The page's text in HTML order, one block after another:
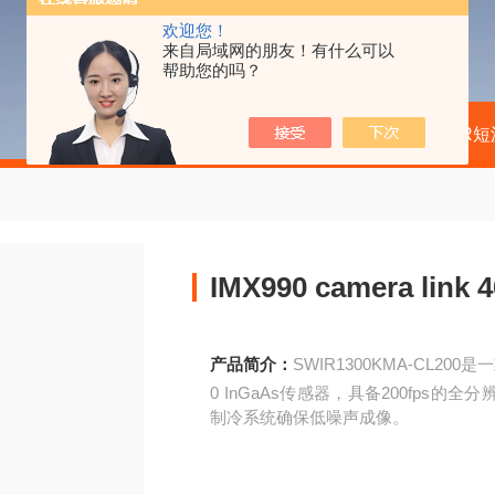
欢迎您！
来自局域网的朋友！有什么可以
帮助您的吗？
首页 产品中心 SWIR
IMX990 camera link
产品简介： SWIR1300KMA-CL200是
0 InGaAs传感器，具备200fps的全分
制冷系统确保低噪声成像。